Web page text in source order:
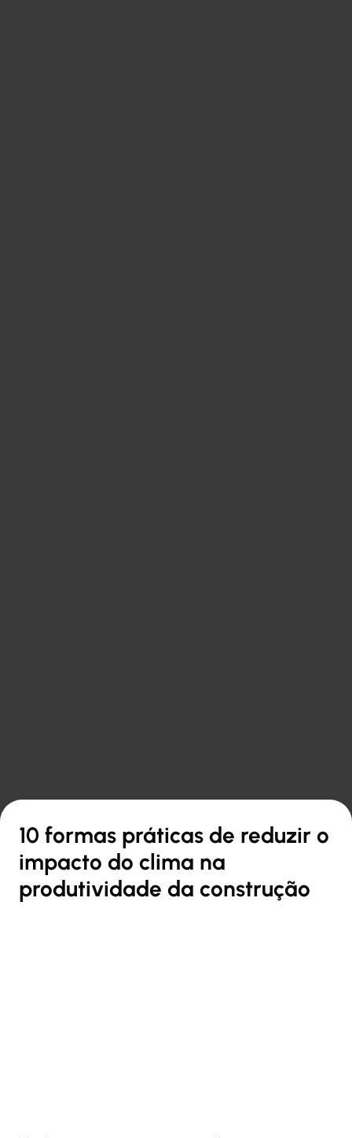
10 formas práticas de reduzir o
impacto do clima na
produtividade da construção